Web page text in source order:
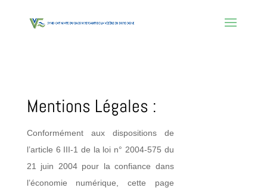
Mentions Légales :
Conformément aux dispositions de
l’article 6 III-1 de la loi n° 2004-575 du
21 juin 2004 pour la confiance dans
l’économie numérique, cette page